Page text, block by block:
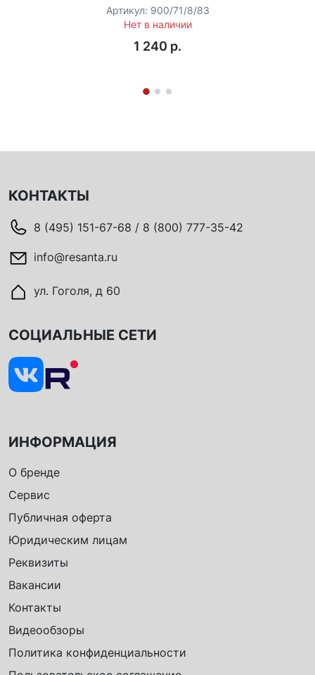
Артикул: 900/71/8/83
Нет в наличии
1 240 p.
КОНТАКТЫ
8 (495) 151-67-68 / 8 (800) 777-35-42
info@resanta.ru
ул. Гоголя, д 60
ИНФОРМАЦИЯ
О бренде
Сервис
Публичная оферта
Юридическим лицам
Реквизиты
Вакансии
Контакты
Видеообзоры
Политика конфиденциальности
СОЦИАЛЬНЫЕ СЕТИ